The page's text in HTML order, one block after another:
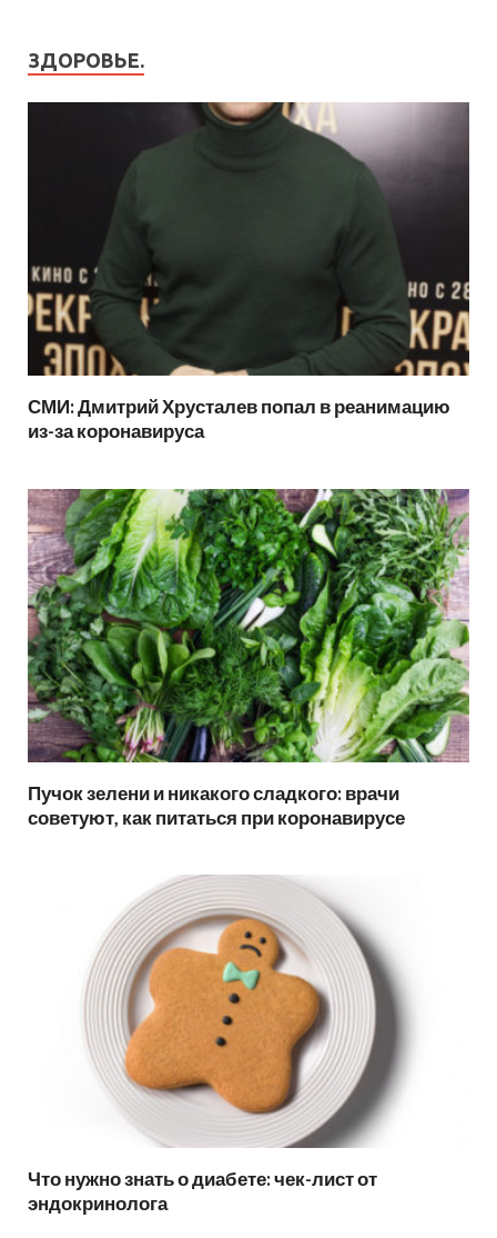
ЗДОРОВЬЕ.
СМИ: Дмитрий Хрусталев попал в реанимацию
из-за коронавируса
Пучок зелени и никакого сладкого: врачи
советуют, как питаться при коронавирусе
Что нужно знать о диабете: чек-лист от
эндокринолога